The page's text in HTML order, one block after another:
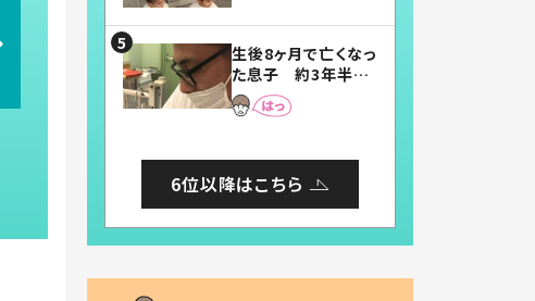
まらない」「幸せにな
れる」
生後8ヶ月で亡くなっ
た息子 約3年半
後、当時の妻の日記
に書いてあった本音
6位以降はこちら